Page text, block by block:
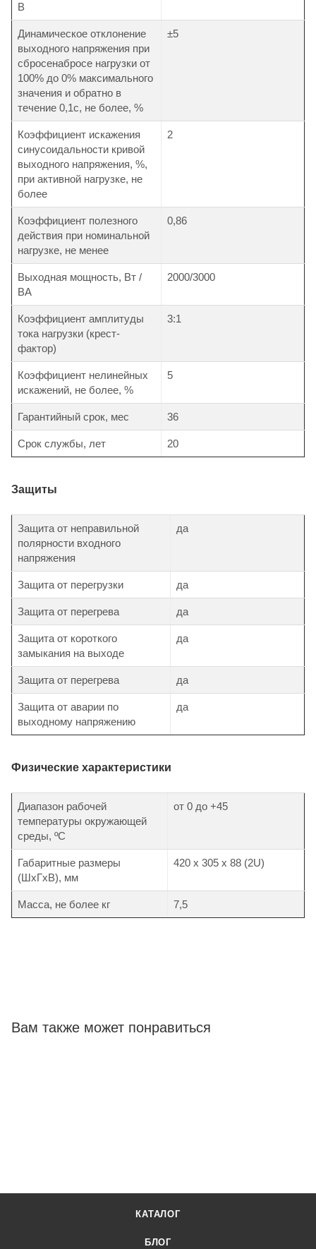
В
Динамическое отклонение
выходного напряжения при
сбросенабросе нагрузки от
100% до 0% максимального
значения и обратно в
течение 0,1с, не более, %
±5
Коэффициент искажения
синусоидальности кривой
выходного напряжения, %,
при активной нагрузке, не
более
2
Коэффициент полезного
действия при номинальной
нагрузке, не менее
0,86
Выходная мощность, Вт /
ВА
2000/3000
Коэффициент амплитуды
тока нагрузки (крест-
фактор)
3:1
Коэффициент нелинейных
искажений, не более, %
5
Гарантийный срок, мес 36
Срок службы, лет 20
Защиты
Защита от неправильной
полярности входного
напряжения
да
Защита от перегрузки да
Защита от перегрева да
Защита от короткого
замыкания на выходе
да
Защита от перегрева да
Защита от аварии по
выходному напряжению
да
Физические характеристики
Диапазон рабочей
температуры окружающей
среды, ºС
от 0 до +45
Габаритные размеры
(ШхГхВ), мм
420 х 305 х 88 (2U)
Масса, не более кг 7,5
Вам также может понравиться
КАТАЛОГ
БЛОГ